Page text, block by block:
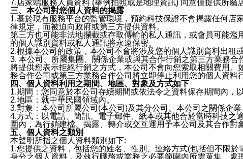
7.店家端服務人員資料 (舉例拍照或是地理資訊) 同意僅提供所
三、本公司對您個人資料的揭露
1.基於現有服務平台的監管環境，預約科技保證不會揭露任何
律規定，而被迫向政府或第三方提供資料。
第三方也可能非法地攔截或存取傳輸的私人通訊，或會員可能
的個人識別資料或私人通訊將永遠保密。
2.根據本公司的政策，本公司不會將涉及您的個人識別資料出租
3. 本公司、所屬集團、關係企業或與其合作行銷之第三方業務
將提供您表示拒絕行銷之方式，本公司不會向您索取相關費用
務合作公司或第三方業務合作公司將立即停止利用您的個人資料
四、個人資料利用之期間、地區、對象及方式如下
1.期間：您同意於本公司存續期間或依法令之資料保存期間內，
2.地區：就中華民國領域內。
3.對象：本公司所屬公司(本公司)及其分公司、本公司之關係企
4.方式：以電話、簡訊、電子郵件、紙本或其他合於當時科技
圍內，為行銷建檔、揭露、轉介或交互運用予本公司及其合作對
五、個人資料之類別
本聲明所指之個人資料類別如下:
1.您提供之資料，包括您的姓名、性別、連絡方式(包括但不限
身分之個人資料，及執行職務或業務之必要範圍內所需蒐集、處